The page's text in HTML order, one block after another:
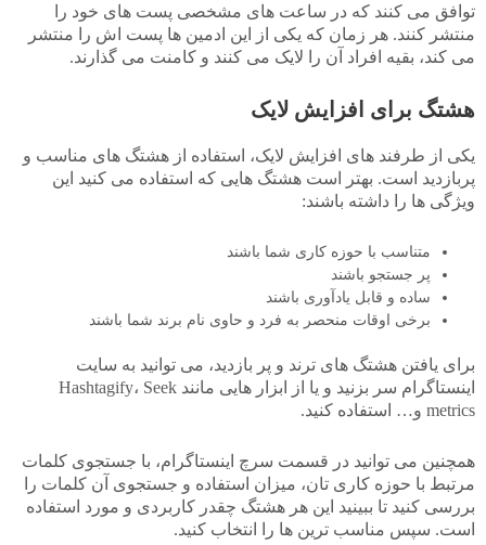
توافق می کنند که در ساعت های مشخصی پست های خود را
منتشر کنند. هر زمان که یکی از این ادمین ها پست اش را منتشر
می کند، بقیه افراد آن را لایک می کنند و کامنت می گذارند.
هشتگ برای افزایش لایک
یکی از طرفند های افزایش لایک، استفاده از هشتگ های مناسب و
پربازدید است. بهتر است هشتگ هایی که استفاده می کنید این
ویژگی ها را داشته باشند:
متناسب با حوزه کاری شما باشند
پر جستجو باشند
ساده و قابل یادآوری باشند
برخی اوقات منحصر به فرد و حاوی نام برند شما باشند
برای یافتن هشتگ های ترند و پر بازدید، می توانید به سایت
اینستاگرام سر بزنید و یا از ابزار هایی مانند Hashtagify، Seek
metrics و… استفاده کنید.
همچنین می توانید در قسمت سرچ اینستاگرام، با جستجوی کلمات
مرتبط با حوزه کاری تان، میزان استفاده و جستجوی آن کلمات را
بررسی کنید تا ببینید این هر هشتگ چقدر کاربردی و مورد استفاده
است. سپس مناسب ترین ها را انتخاب کنید.